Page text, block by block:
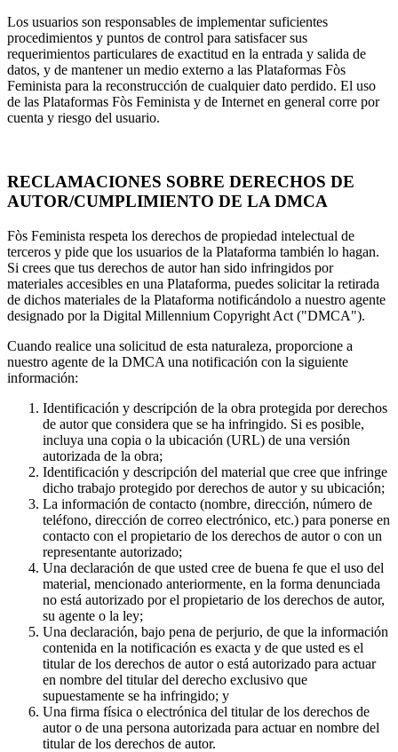
Los usuarios son responsables de implementar suficientes
procedimientos y puntos de control para satisfacer sus
requerimientos particulares de exactitud en la entrada y salida de
datos, y de mantener un medio externo a las Plataformas Fòs
Feminista para la reconstrucción de cualquier dato perdido. El uso
de las Plataformas Fòs Feminista y de Internet en general corre por
cuenta y riesgo del usuario.
RECLAMACIONES SOBRE DERECHOS DE
AUTOR/CUMPLIMIENTO DE LA DMCA
Fòs Feminista respeta los derechos de propiedad intelectual de
terceros y pide que los usuarios de la Plataforma también lo hagan.
Si crees que tus derechos de autor han sido infringidos por
materiales accesibles en una Plataforma, puedes solicitar la retirada
de dichos materiales de la Plataforma notificándolo a nuestro agente
designado por la Digital Millennium Copyright Act ("DMCA").
Cuando realice una solicitud de esta naturaleza, proporcione a
nuestro agente de la DMCA una notificación con la siguiente
información:
Identificación y descripción de la obra protegida por derechos
de autor que considera que se ha infringido. Si es posible,
incluya una copia o la ubicación (URL) de una versión
autorizada de la obra;
Identificación y descripción del material que cree que infringe
dicho trabajo protegido por derechos de autor y su ubicación;
La información de contacto (nombre, dirección, número de
teléfono, dirección de correo electrónico, etc.) para ponerse en
contacto con el propietario de los derechos de autor o con un
representante autorizado;
Una declaración de que usted cree de buena fe que el uso del
material, mencionado anteriormente, en la forma denunciada
no está autorizado por el propietario de los derechos de autor,
su agente o la ley;
Una declaración, bajo pena de perjurio, de que la información
contenida en la notificación es exacta y de que usted es el
titular de los derechos de autor o está autorizado para actuar
en nombre del titular del derecho exclusivo que
supuestamente se ha infringido; y
Una firma física o electrónica del titular de los derechos de
autor o de una persona autorizada para actuar en nombre del
titular de los derechos de autor.